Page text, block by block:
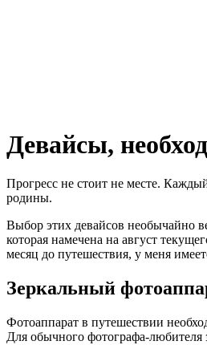
Девайсы,
Прогресс не стоит не месте.
родины.
Выбор этих девайсов необычайно
которая намечена на август
месяц до путешествия, у меня
Зеркальный
Фотоаппарат в путешествии
Для обычного фотографа-